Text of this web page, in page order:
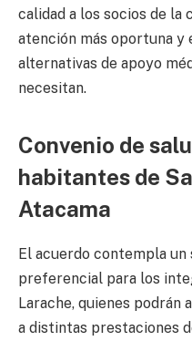
calidad a los socios de la
atención más oportuna y
alternativas de apoyo
necesitan.
Convenio de
habitantes de
Atacama
El acuerdo contempla
preferencial para los
Larache, quienes podrán
a distintas prestaciones